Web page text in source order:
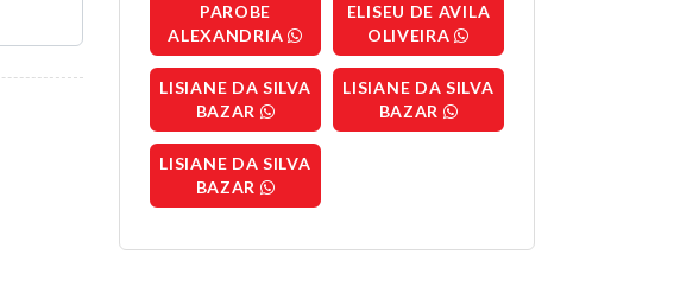
PAROBE
ALEXANDRIA
ELISEU DE AVILA
OLIVEIRA
LISIANE DA SILVA
BAZAR
LISIANE DA SILVA
BAZAR
LISIANE DA SILVA
BAZAR